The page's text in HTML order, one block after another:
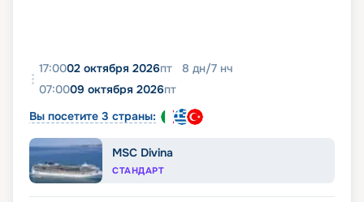
17:0002 октября 2026пт 8 дн/7 нч
07:0009 октября 2026пт
Вы посетите 3 страны:
MSC Divina
СТАНДАРТ